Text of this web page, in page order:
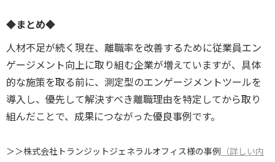
◆まとめ◆
人材不足が続く現在、離職率を改善するために従業員エン
ゲージメント向上に取り組む企業が増えていますが、具体
的な施策を取る前に、測定型のエンゲージメントツールを
導入し、優先して解決すべき離職理由を特定してから取り
組んだことで、成果につながった優良事例です。
＞＞株式会社トランジットジェネラルオフィス様の事例 （詳しい内